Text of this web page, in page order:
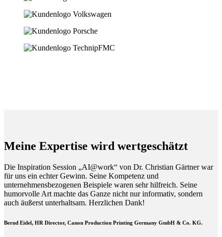
Meine Expertise wird wertgeschätzt
Die Inspiration Session „AI@work“ von Dr. Christian Gärtner war
für uns ein echter Gewinn. Seine Kompetenz und
unternehmensbezogenen Beispiele waren sehr hilfreich. Seine
humorvolle Art machte das Ganze nicht nur informativ, sondern
auch äußerst unterhaltsam. Herzlichen Dank!
Bernd Eidel, HR Director, Canon Production Printing Germany GmbH & Co. KG.